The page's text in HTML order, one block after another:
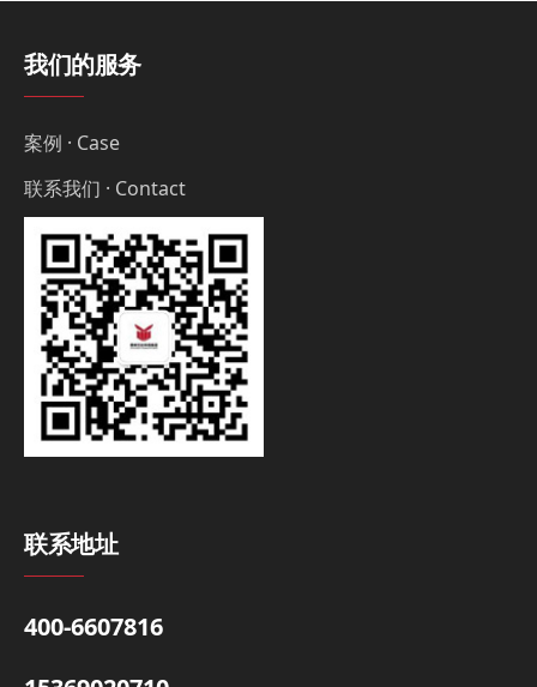
我们的服务
案例 · Case
联系我们 · Contact
联系地址
400-6607816